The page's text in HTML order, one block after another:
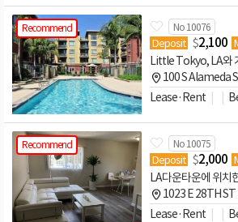
Recommend No 10076
Deposit $2,100
Little Tokyo, LA와
100 S Alameda
Lease·Rent
Recommend No 10075
Deposit $2,000
1023 E 28TH ST
Lease·Rent